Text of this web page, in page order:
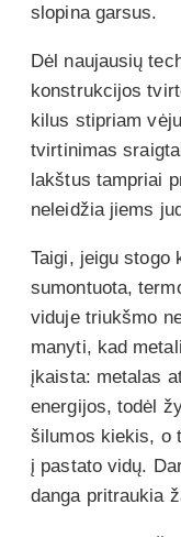
slopina garsus.
Dėl naujausių
konstrukcijos
kilus stipriam
tvirtinimas
lakštus tampriai
neleidžia jiems
Taigi, jeigu stogo
sumontuota,
viduje triukšmo
manyti, kad
įkaista: metalas
energijos, todėl
šilumos kiekis, o
į pastato vidų.
danga pritraukia